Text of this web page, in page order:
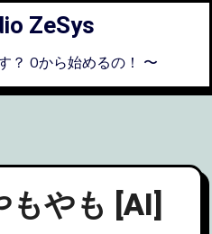
ZeSys
？ 0から始めるの！ 〜
もやも [AI]